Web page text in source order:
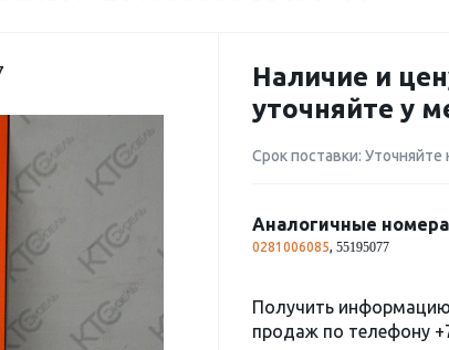
Наличие и
уточняйте у
Срок поставки: Уточняйте
Аналогичные номера
0281006085, 55195077
Получить
продаж по телефону